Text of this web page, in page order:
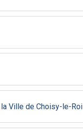
Ville de Choisy-le-Roi